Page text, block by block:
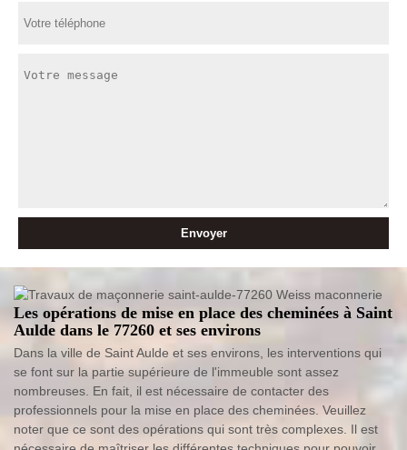
Les opérations de mise en place des cheminées à Saint
Aulde dans le 77260 et ses environs
Dans la ville de Saint Aulde et ses environs, les interventions qui
se font sur la partie supérieure de l'immeuble sont assez
nombreuses. En fait, il est nécessaire de contacter des
professionnels pour la mise en place des cheminées. Veuillez
noter que ce sont des opérations qui sont très complexes. Il est